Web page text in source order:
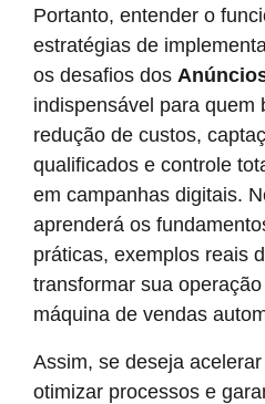
Portanto, entender o
estratégias de
os desafios dos
indispensável para quem
redução de custos,
qualificados e controle
em campanhas digitais.
aprenderá os
práticas, exemplos reais
transformar sua
máquina de vendas
Assim, se deseja
otimizar processos e